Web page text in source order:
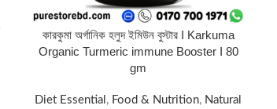
কারকুমা অর্গানিক হলুদ ইমিউন বুস্টার I Karkuma
Organic Turmeric immune Booster I 80
gm
Diet Essential , Food & Nutrition, Natural